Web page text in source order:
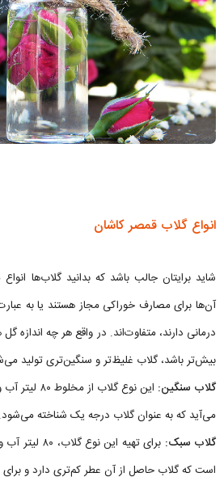
انواع گلاب قمصر کاشان
شاید برایتان جالب باشد که بدانید گلاب‌ها
آن‌ها برای مصارف خوراکی مجاز هستند یا به
درمانی دارند، متفاوت‌اند. در واقع هر چه اندازه
بیش‌تر باشد، گلاب غلیظ‌تر و سنگین‌تری تولید
گلاب سنگین:
می‌آید که به عنوان گلاب درجه یک شناخته می‌شود.
گلاب سبک:
است که گلاب حاصل از آن عطر کم‌تری دارد و